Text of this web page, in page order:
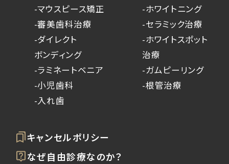
-マウスピース矯正
-ホワイトニング
-審美歯科治療
-セラミック治療
-ダイレクト
ボンディング
-ホワイトスポット
治療
-ラミネートベニア
-ガムピーリング
-小児歯科
-根管治療
-入れ歯
キャンセルポリシー
なぜ自由診療なのか？